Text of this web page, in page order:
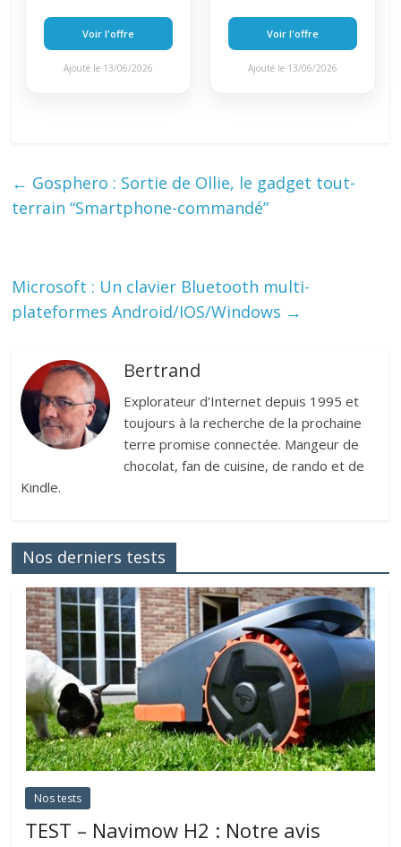
Voir l'offre
Ajouté le 13/06/2026
Voir l'offre
Ajouté le 13/06/2026
← Gosphero : Sortie de Ollie, le gadget tout-
terrain “Smartphone-commandé”
Microsoft : Un clavier Bluetooth multi-
plateformes Android/IOS/Windows →
Bertrand
Explorateur d'Internet depuis 1995 et
toujours à la recherche de la prochaine
terre promise connectée. Mangeur de
chocolat, fan de cuisine, de rando et de
Kindle.
Nos derniers tests
Nos tests
TEST – Navimow H2 : Notre avis